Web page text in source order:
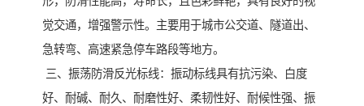
觉交通，增强警示性。主要用于城市公交道、隧道出、
急转弯、高速紧急停车路段等地方。
三、振荡防滑反光标线：振动标线具有抗污染、白度
好、耐碱、耐久、耐磨性好、柔韧性好、耐候性强、振